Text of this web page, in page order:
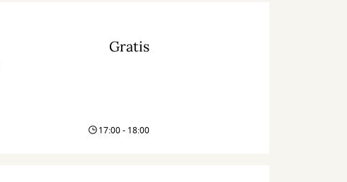
Gratis
17:00 - 18:00